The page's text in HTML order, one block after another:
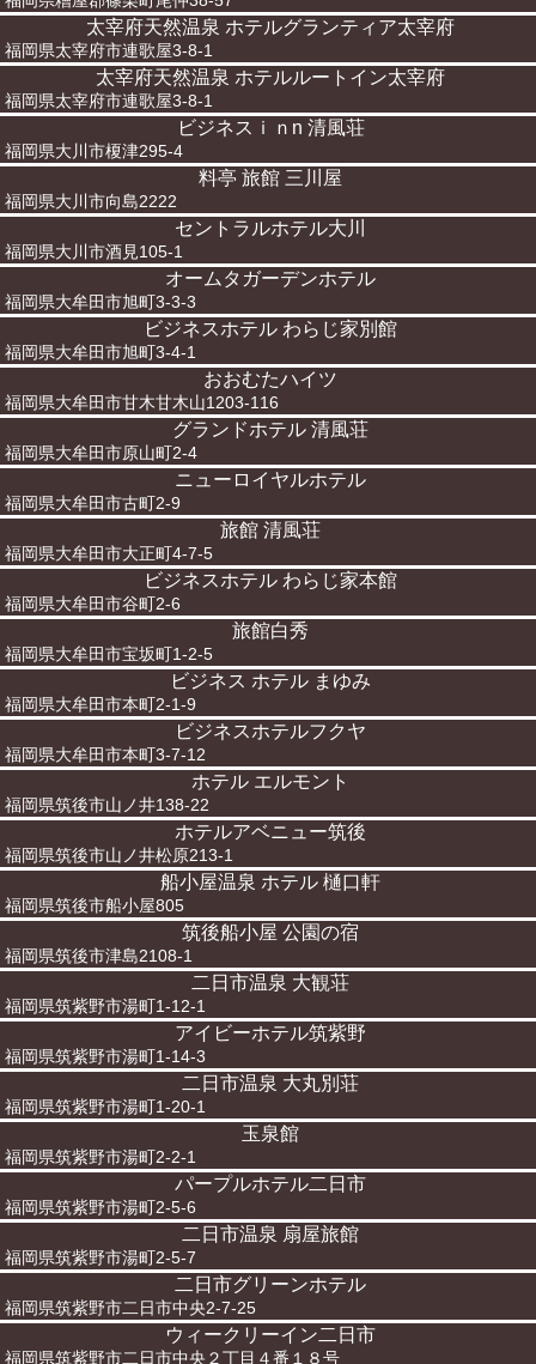
太宰府天然温泉 ホテルグランティア太宰府
福岡県太宰府市連歌屋3-8-1
太宰府天然温泉 ホテルルートイン太宰府
福岡県太宰府市連歌屋3-8-1
ビジネスｉｎn 清風荘
福岡県大川市榎津295-4
料亭 旅館 三川屋
福岡県大川市向島2222
セントラルホテル大川
福岡県大川市酒見105-1
オームタガーデンホテル
福岡県大牟田市旭町3-3-3
ビジネスホテル わらじ家別館
福岡県大牟田市旭町3-4-1
おおむたハイツ
福岡県大牟田市甘木甘木山1203-116
グランドホテル 清風荘
福岡県大牟田市原山町2-4
ニューロイヤルホテル
福岡県大牟田市古町2-9
旅館 清風荘
福岡県大牟田市大正町4-7-5
ビジネスホテル わらじ家本館
福岡県大牟田市谷町2-6
旅館白秀
福岡県大牟田市宝坂町1-2-5
ビジネス ホテル まゆみ
福岡県大牟田市本町2-1-9
ビジネスホテルフクヤ
福岡県大牟田市本町3-7-12
ホテル エルモント
福岡県筑後市山ノ井138-22
ホテルアベニュー筑後
福岡県筑後市山ノ井松原213-1
船小屋温泉 ホテル 樋口軒
福岡県筑後市船小屋805
筑後船小屋 公園の宿
福岡県筑後市津島2108-1
二日市温泉 大観荘
福岡県筑紫野市湯町1-12-1
アイビーホテル筑紫野
福岡県筑紫野市湯町1-14-3
二日市温泉 大丸別荘
福岡県筑紫野市湯町1-20-1
玉泉館
福岡県筑紫野市湯町2-2-1
パープルホテル二日市
福岡県筑紫野市湯町2-5-6
二日市温泉 扇屋旅館
福岡県筑紫野市湯町2-5-7
二日市グリーンホテル
福岡県筑紫野市二日市中央2-7-25
ウィークリーイン二日市
福岡県筑紫野市二日市中央２丁目４番１８号